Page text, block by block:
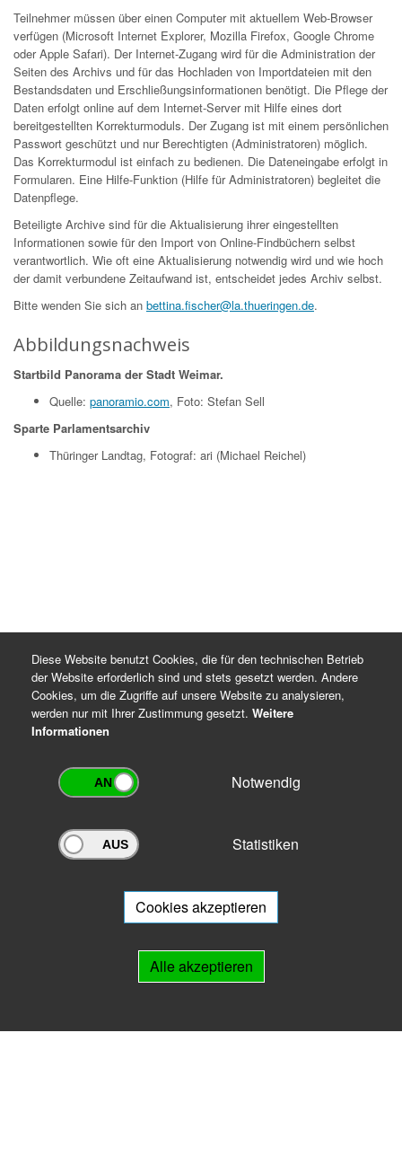
Teilnehmer müssen über einen Computer mit aktuellem Web-Browser
verfügen (Microsoft Internet Explorer, Mozilla Firefox, Google Chrome
oder Apple Safari). Der Internet-Zugang wird für die Administration der
Seiten des Archivs und für das Hochladen von Importdateien mit den
Bestandsdaten und Erschließungsinformationen benötigt. Die Pflege der
Daten erfolgt online auf dem Internet-Server mit Hilfe eines dort
bereitgestellten Korrekturmoduls. Der Zugang ist mit einem persönlichen
Passwort geschützt und nur Berechtigten (Administratoren) möglich.
Das Korrekturmodul ist einfach zu bedienen. Die Dateneingabe erfolgt in
Formularen. Eine Hilfe-Funktion (Hilfe für Administratoren) begleitet die
Datenpflege.
Beteiligte Archive sind für die Aktualisierung ihrer eingestellten
Informationen sowie für den Import von Online-Findbüchern selbst
verantwortlich. Wie oft eine Aktualisierung notwendig wird und wie hoch
der damit verbundene Zeitaufwand ist, entscheidet jedes Archiv selbst.
Bitte wenden Sie sich an bettina.fischer@la.thueringen.de.
Abbildungsnachweis
Startbild Panorama der Stadt Weimar.
Quelle: panoramio.com, Foto: Stefan Sell
Sparte Parlamentsarchiv
Thüringer Landtag, Fotograf: ari (Michael Reichel)
Archivportal Thüringen
Ihnen beratend zur Seite.
Diese Website benutzt Cookies, die für den technischen Betrieb
der Website erforderlich sind und stets gesetzt werden. Andere
Cookies, um die Zugriffe auf unsere Website zu analysieren,
werden nur mit Ihrer Zustimmung gesetzt. Weitere
Informationen
Notwendig
Statistiken
Cookies akzeptieren
Alle akzeptieren